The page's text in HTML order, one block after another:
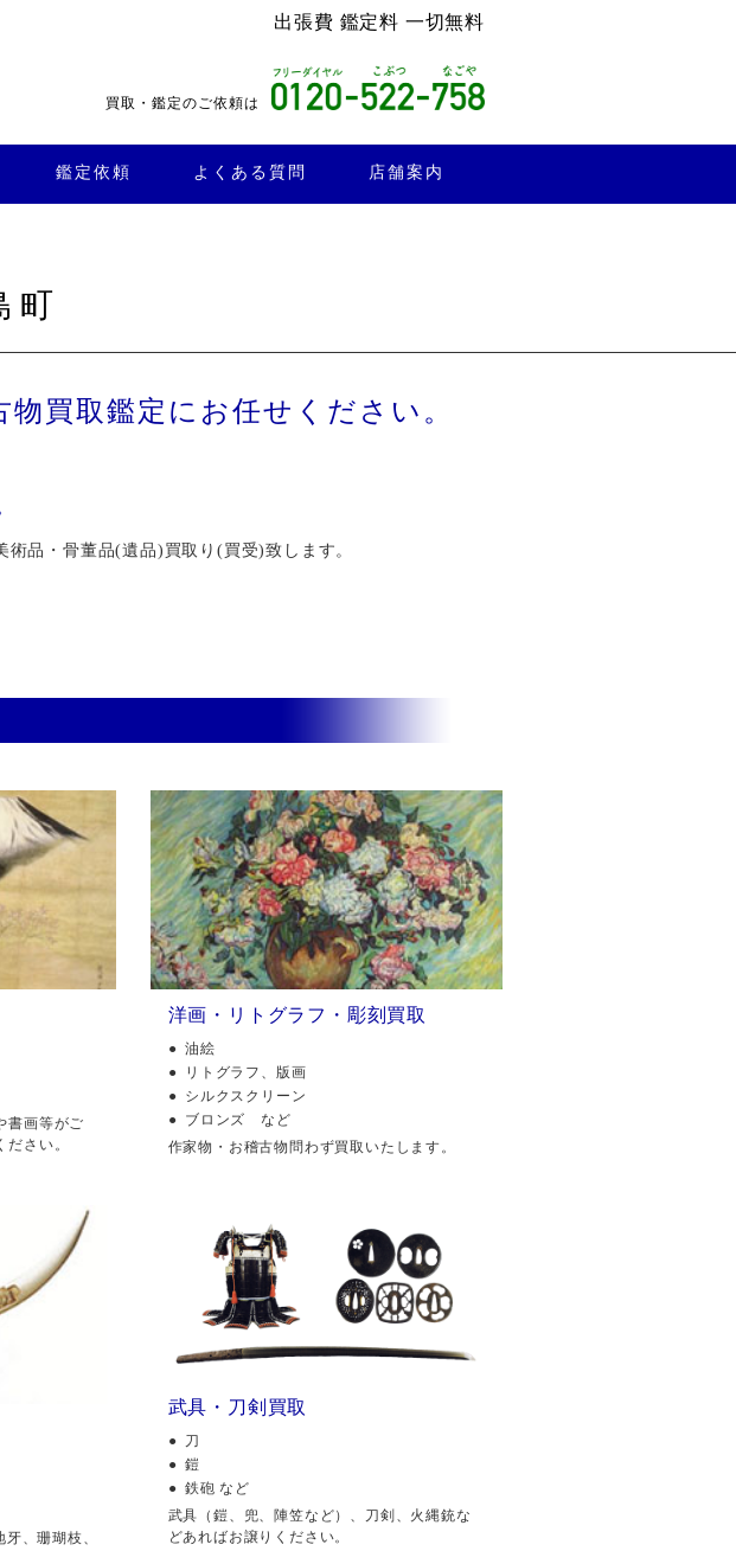
出張費 鑑定料 一切無料
買取・鑑定のご依頼は
鑑定依頼 よくある質問 店舗案内
町
買取鑑定にお任せください。
品・骨董品(遺品)買取り(買受)致します。
書画等がご
さい。
洋画・リトグラフ・彫刻買取
油絵
リトグラフ、版画
シルクスクリーン
ブロンズ など
作家物・お稽古物問わず買取いたします。
、珊瑚枝、
武具・刀剣買取
刀
鎧
鉄砲 など
武具（鎧、兜、陣笠など）、刀剣、火縄銃な
どあればお譲りください。